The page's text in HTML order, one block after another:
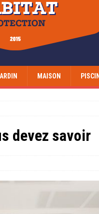
MAISON
devez savoir